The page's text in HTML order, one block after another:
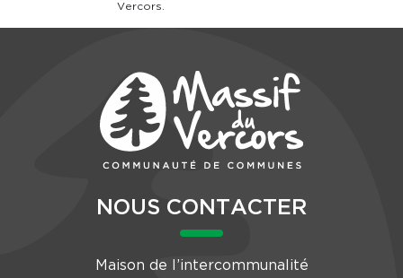
Vercors.
NOUS CONTACTER
Maison de l’intercommunalité